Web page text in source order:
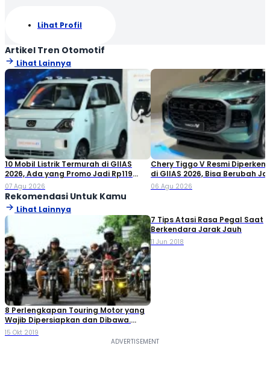
Lihat Profil
Artikel Tren Otomotif
Lihat Lainnya
10 Mobil Listrik Termurah di GIIAS
2026, Ada yang Promo Jadi Rp119
Jutaan!
07 Agu 2026
Chery Tiggo V Resmi
di GIIAS 2026, Bisa Berubah
Double Cabin
06 Agu 2026
Rekomendasi Untuk Kamu
Lihat Lainnya
8 Perlengkapan Touring Motor yang
Wajib Dipersiapkan dan Dibawa.
Udah Punya?
15 Okt 2019
7 Tips Atasi Rasa Pegal Saat
Berkendara Jarak Jauh
11 Jun 2018